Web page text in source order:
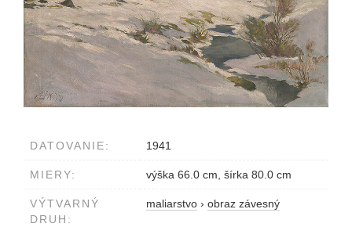
DATOVANIE: 1941
MIERY: výška 66.0 cm, šírka 80.0 cm
VÝTVARNÝ
DRUH:
maliarstvo › obraz závesný